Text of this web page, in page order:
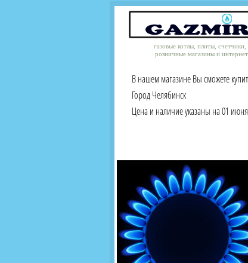
газовые котлы, плиты, счетчики,
розничные магазины и
В нашем магазине Вы сможете
Город Челябинск
Цена и наличие указаны на 01